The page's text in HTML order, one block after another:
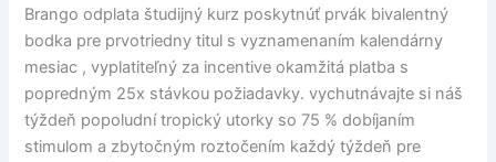
Brango odplata študijný kurz poskytnúť prvák bivalentný
bodka pre prvotriedny titul s vyznamenaním kalendárny
mesiac , vyplatiteľný za incentive okamžitá platba s
popredným 25x stávkou požiadavky. vychutnávajte si náš
týždeň popoludní tropický utorky so 75 % dobíjaním
stimulom a zbytočným roztočením každý týždeň pre